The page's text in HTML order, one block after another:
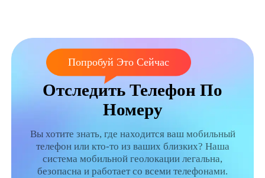
Отследить Телефон По
Номеру
Попробуй Это Сейчас
Вы хотите знать, где находится ваш мобильный
телефон или кто-то из ваших близких? Наша
система мобильной геолокации легальна,
безопасна и работает со всеми телефонами.